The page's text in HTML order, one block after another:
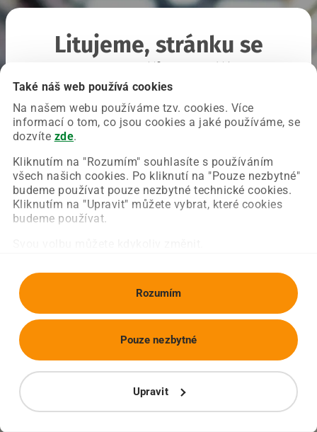
Také náš web používá cookies
Na našem webu používáme tzv. cookies. Více
informací o tom, co jsou cookies a jaké používáme, se
dozvíte zde.
Kliknutím na "Rozumím" souhlasíte s používáním
všech našich cookies. Po kliknutí na "Pouze nezbytné"
budeme používat pouze nezbytné technické cookies.
Kliknutím na "Upravit" můžete vybrat, které cookies
budeme používat.
Rozumím
Upravit
Pouze nezbytné
Litujeme, stránku se
Chyba nastala na naší straně a už ji opravujeme.
Zkuste prosím znovu načíst požadovanou stránku.
Obnovit stránku Úvodní strana